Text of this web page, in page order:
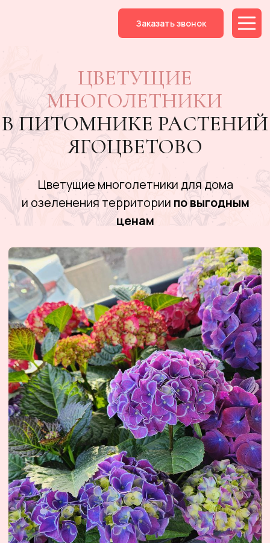
Цветущие многолетники для дома
и озеленения территориипо выгодным
МНОГОЛЕТНИКИ
В ПИТОМНИКЕ РАСТЕНИЙ
ЯГОЦВЕТОВО